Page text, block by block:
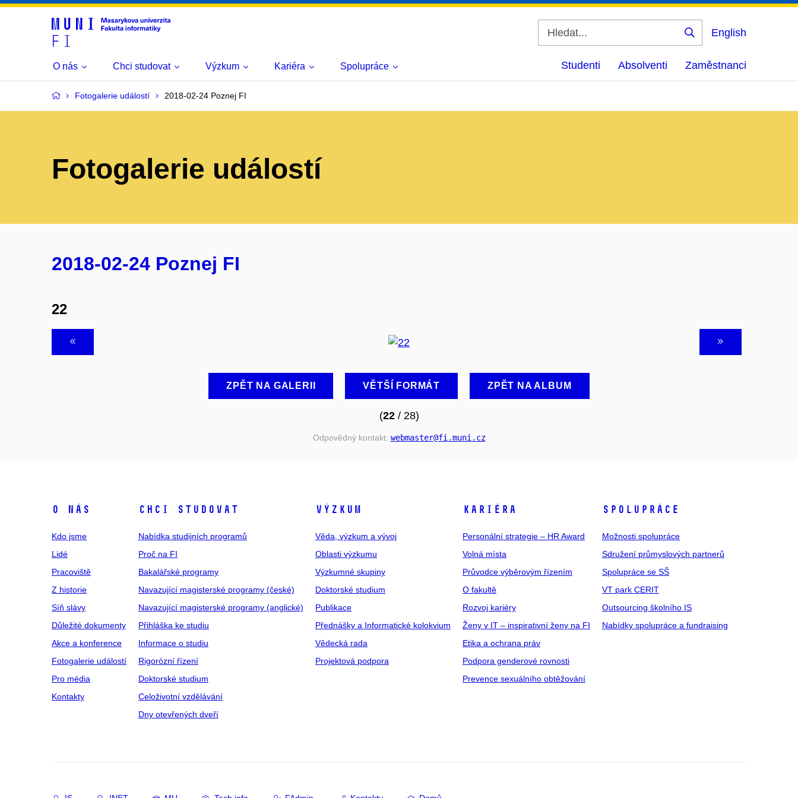
Vyhledat
English
O nás Chci studovat Výzkum Kariéra Spolupráce Studenti Absolventi Zaměstnanci
Fotogalerie událostí 2018-02-24 Poznej FI
Fotogalerie událostí
2018-02-24 Poznej FI
22
ZPĚT NA GALERII VĚTŠÍ FORMÁT ZPĚT NA ALBUM
(22/ 28)
Odpovědný kontakt: webmaster@fi .muni .cz
O NÁS
Kdo jsme
Lidé
Pracoviště
Z historie
Síň slávy
Důležité dokumenty
Akce a konference
Fotogalerie událostí
Pro média
Kontakty
CHCI STUDOVAT
Nabídka studijních programů
Proč na FI
Bakalářské programy
Navazující magisterské programy (české)
Navazující magisterské programy (anglické)
Přihláška ke studiu
Informace o studiu
Rigorózní řízení
Doktorské studium
Celoživotní vzdělávání
Dny otevřených dveří
VÝZKUM
Věda, výzkum a vývoj
Oblasti výzkumu
Výzkumné skupiny
Doktorské studium
Publikace
Přednášky a Informatické kolokvium
Vědecká rada
Projektová podpora
KARIÉRA
Personální strategie – HR Award
Volná místa
Průvodce výběrovým řízením
O fakultě
Rozvoj kariéry
Ženy v IT – inspirativní ženy na FI
Etika a ochrana práv
Podpora genderové rovnosti
Prevence sexuálního obtěžování
SPOLUPRÁCE
Možnosti spolupráce
Sdružení průmyslových partnerů
Spolupráce se SŠ
VT park CERIT
Outsourcing školního IS
Nabídky spolupráce a fundraising